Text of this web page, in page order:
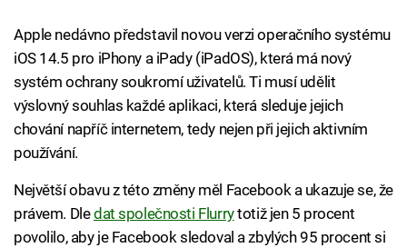
Apple nedávno představil novou verzi operačního systému
iOS 14.5 pro iPhony a iPady (iPadOS), která má nový
systém ochrany soukromí uživatelů. Ti musí udělit
výslovný souhlas každé aplikaci, která sleduje jejich
chování napříč internetem, tedy nejen při jejich aktivním
používání.
Největší obavu z této změny měl Facebook a ukazuje se, že
právem. Dledat společnosti Flurrytotiž jen 5 procent
povolilo, aby je Facebook sledoval a zbylých 95 procent si